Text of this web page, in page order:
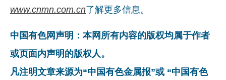
www.cnmn.com.cn了解更多信息。
中国有色网声明：本网所有内容的版权均属于作者
或页面内声明的版权人。
凡注明文章来源为“中国有色金属报”或 “中国有色